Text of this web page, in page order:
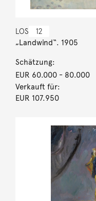
LOS 12
„Landwind“. 1905
Schätzung:
EUR 60.000- 80.000
Verkauft für:
EUR 107.950